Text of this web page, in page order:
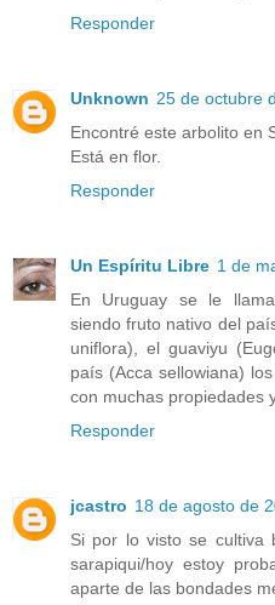
Responder
Unknown 25 de octubre
Encontré este arbolito en
Está en flor.
Responder
Un Espíritu Libre 1 de
En Uruguay se le
siendo fruto nativo del
uniflora), el guaviyu
país (Acca sellowiana)
con muchas propiedades
Responder
jcastro 18 de agosto de
Si por lo visto se cultiva
sarapiqui/hoy estoy
aparte de las bondades